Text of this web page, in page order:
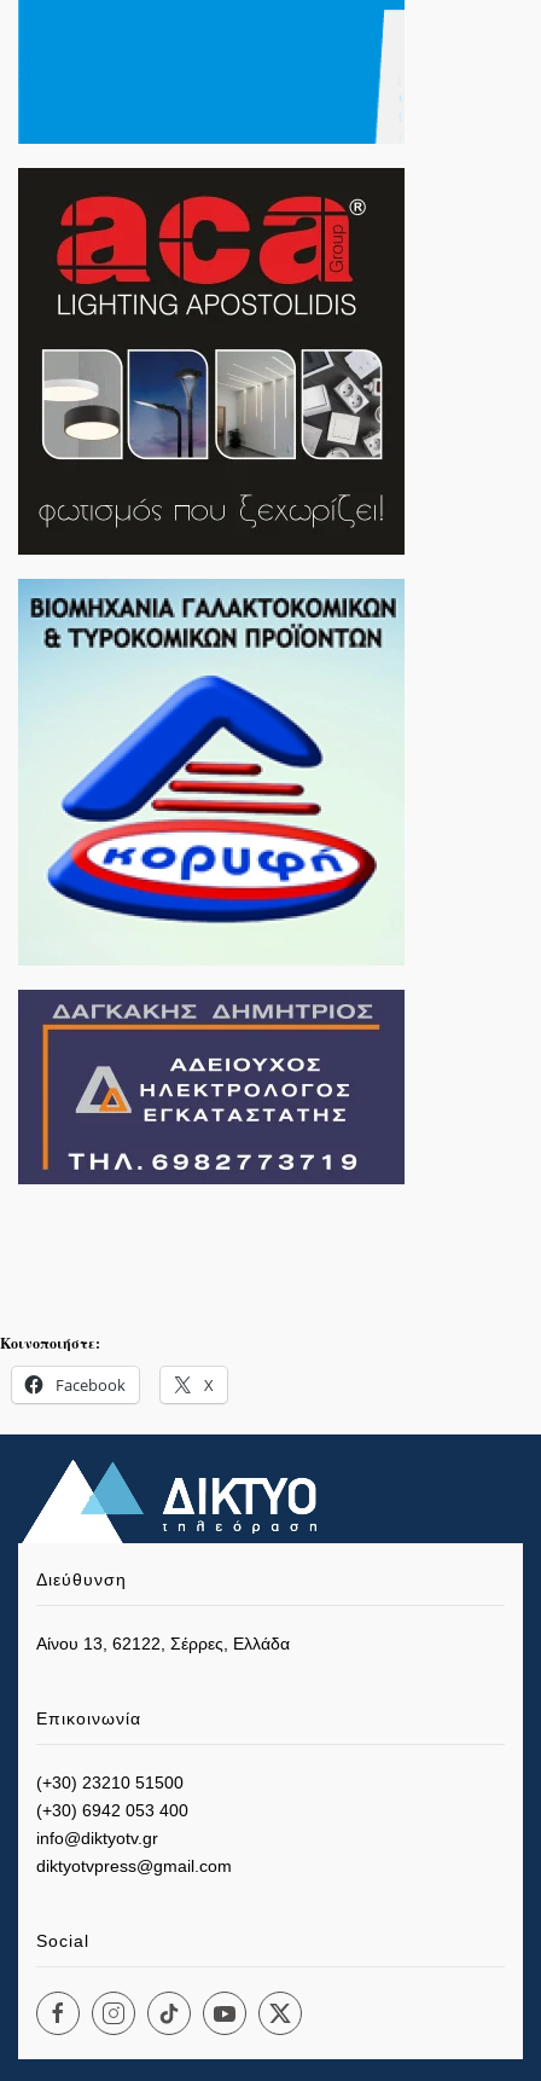
Κοινοποιήστε:
Facebook X
Διεύθυνση
Αίνου 13, 62122, Σέρρες, Ελλάδα
Επικοινωνία
(+30) 23210 51500
(+30) 6942 053 400
info@diktyotv.gr
diktyotvpress@gmail.com
Social